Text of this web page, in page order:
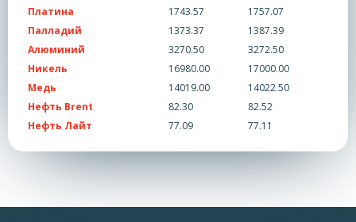
Платина
1743.57
1757.07
Палладий
1373.37
1387.39
Алюминий
3270.50
3272.50
Никель
16980.00
17000.00
Медь
14019.00
14022.50
Нефть Brent
82.30
82.52
Нефть Лайт
77.09 77.11